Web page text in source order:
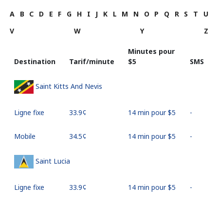
A B C D E F G H I J K L M N O P Q R S T
U
V
W Y Z
Destination Tarif/minute
Minutes pour
⁦$5⁩
SMS
Saint Kitts And Nevis
Ligne fixe ⁦33.9¢⁩ 14 min pour ⁦$5⁩ -
Mobile ⁦34.5¢⁩ 14 min pour ⁦$5⁩ -
Saint Lucia
Ligne fixe ⁦33.9¢⁩ 14 min pour ⁦$5⁩ -